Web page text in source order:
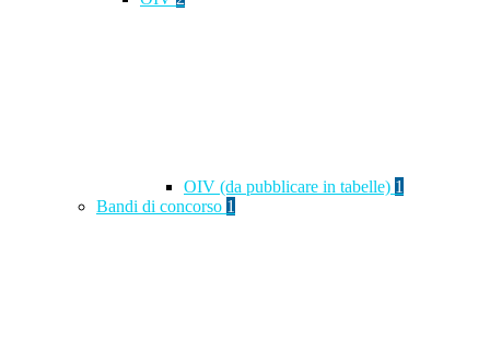
OIV (da pubblicare in tabelle) 1
Bandi di concorso 1